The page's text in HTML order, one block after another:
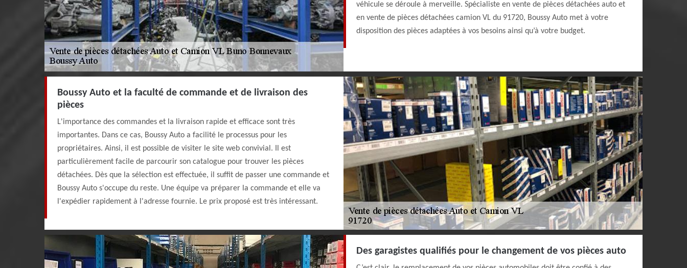
véhicule se déroule à merveille. Spécialiste en vente de pièces détachées auto et
en vente de pièces détachées camion VL du 91720, Boussy Auto met à votre
disposition des pièces adaptées à vos besoins ainsi qu’à votre budget.
Boussy Auto et la faculté de commande et de livraison des
pièces
L'importance des commandes et la livraison rapide et efficace sont très
importantes. Dans ce cas, Boussy Auto a facilité le processus pour les
propriétaires. Ainsi, il est possible de visiter le site web convivial. Il est
particulièrement facile de parcourir son catalogue pour trouver les pièces
détachées. Dès que la sélection est effectuée, il suffit de passer une commande et
Boussy Auto s'occupe du reste. Une équipe va préparer la commande et elle va
l'expédier rapidement à l'adresse fournie. Le prix proposé est très intéressant.
Des garagistes qualifiés pour le changement de vos pièces auto